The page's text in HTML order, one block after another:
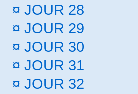
¤ JOUR 28
¤ JOUR 29
¤ JOUR 30
¤ JOUR 31
¤ JOUR 32